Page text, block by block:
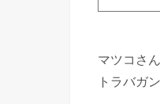
マツコさ
トラバガ